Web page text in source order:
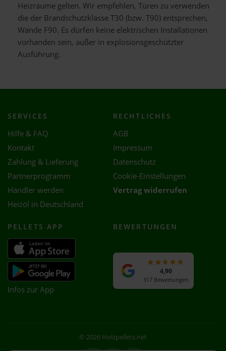
Heizräume gelten. Wir empfehlen, Türen zu verwenden
die der Brandschutzklasse T30 (bzw. T90) entsprechen,
Wände F90. Es dürfen keine elektrischen Installationen
vorhanden sein, außer in explosionsgeschützter
Ausführung.
SERVICES
Hilfe & FAQ
Kontakt
Zahlung & Lieferung
Partnerprogramm
Händler werden
Heizöl in Deutschland
RECHTLICHES
AGB
Impressum
Datenschutz
Cookie-Einstellungen
Vertrag widerrufen
PELLETS APP
Infos zur App
BEWERTUNGEN
4,90
317 Bewertungen
© 2026 Holzpellets.net